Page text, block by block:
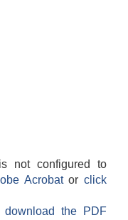
not configured to
Acrobatorclick
the PDF